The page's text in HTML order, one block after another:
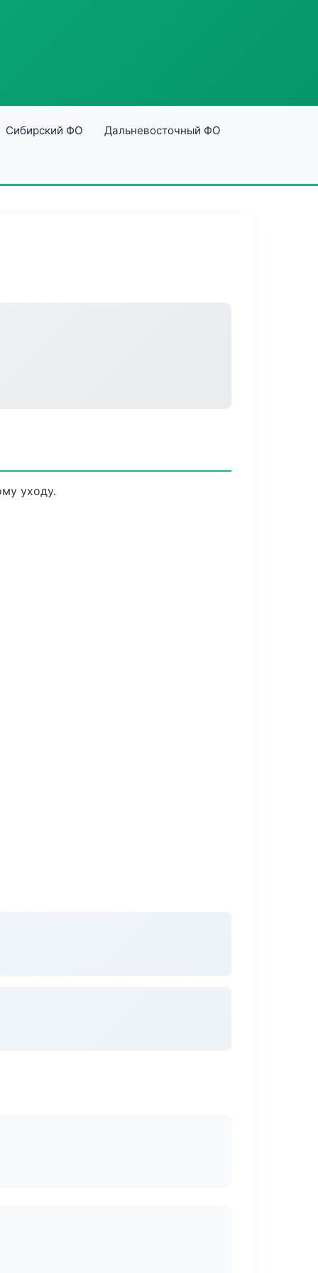
Сибирский ФО Дальневосточный ФО
уходу.